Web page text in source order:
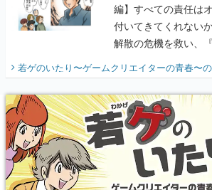
編】すべての責任は
付いてきてくれない
解散の危機を救い、
開く。業界の快男児
『少年ジャンプ』色
り】
若ゲのいたり〜ゲームクリエイターの青春〜